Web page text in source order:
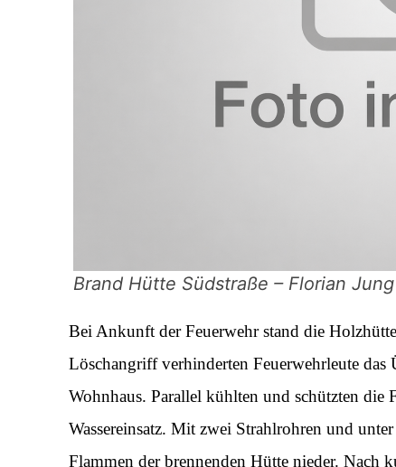
Brand Hütte Südstraße – Florian Jung
Bei Ankunft der Feuerwehr stand die
Löschangriff verhinderten Feuerwehrleute das
Wohnhaus. Parallel kühlten und schützten die
Wassereinsatz. Mit zwei Strahlrohren und
Flammen der brennenden Hütte nieder. Nach